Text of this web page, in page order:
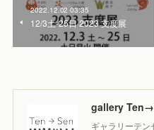
2022.12.02 03:35
12/3土-25日 2023 支度展
gallery
ギャラリーテン